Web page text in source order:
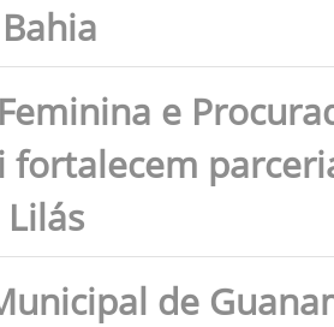
e
fortalecem
de